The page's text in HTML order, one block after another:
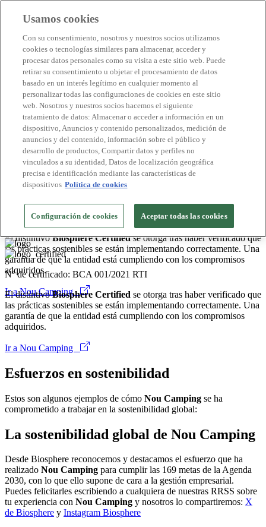
Empresas Biosphere
Cómo valoramos
Quienes somos
ES
English
Português
Français
Català
Deutsch
Türkçe
2026
Nº de certificado: BCA 001/2021 RTI
El distintivoBiosphere Certifiedse otorga tras haber verificado que
las prácticas sostenibles se están implementando correctamente. Una
garantía de que la entidad está cumpliendo con los compromisos
adquiridos.
Ir a Nou Camping
El Pirineo y las Tierras de Lleida>
Camping
Nou Camping
Nº de certificado: BCA 001/2021 RTI
El distintivoBiosphere Certified se otorga tras haber verificado que
las prácticas sostenibles se están implementando correctamente. Una
garantía de que la entidad está cumpliendo con los compromisos
adquiridos.
Ir a Nou Camping
Esfuerzos en sostenibilidad
Estos son algunos ejemplos de cómo Nou Camping se ha
comprometido a trabajar en la sostenibilidad global:
La sostenibilidad global de Nou Camping
Desde Biosphere reconocemos y destacamos el esfuerzo que ha
realizado Nou Camping para cumplir las 169 metas de la Agenda
2030, con lo que ello supone de cara a la gestión empresarial.
Puedes felicitarles escribiendo a cualquiera de nuestras RRSS sobre
tu experiencia con Nou Camping y nosotros lo compartiremos: X
de Biosphere y Instagram Biosphere
Usamos cookies
Con su consentimiento, nosotros y nuestros socios utilizamos
cookies o tecnologías similares para almacenar, acceder y
procesar datos personales como su visita a este sitio web. Puede
retirar su consentimiento u objetar el procesamiento de datos
basado en un interés legítimo en cualquier momento al
personalizar todas las configuraciones de cookies en este sitio
web. Nosotros y nuestros socios hacemos el siguiente
tratamiento de datos: Almacenar o acceder a información en un
dispositivo, Anuncios y contenido personalizados, medición de
anuncios y del contenido, información sobre el público y
desarrollo de productos, Compartir datos y perfiles no
vinculados a su identidad, Datos de localización geográfica
precisa e identificación mediante las características de
dispositivos Política de cookies
Configuración de cookies Aceptar todas las cookies